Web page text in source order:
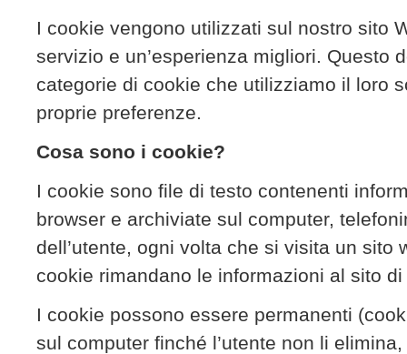
I cookie vengono utilizzati sul nostro sito
servizio e un’esperienza migliori. Questo
categorie di cookie che utilizziamo il loro
proprie preferenze.
Cosa sono i cookie?
I cookie sono file di testo contenenti
browser e archiviate sul computer,
dell’utente, ogni volta che si visita un sito
cookie rimandano le informazioni al sito
I cookie possono essere permanenti
sul computer finché l’utente non li